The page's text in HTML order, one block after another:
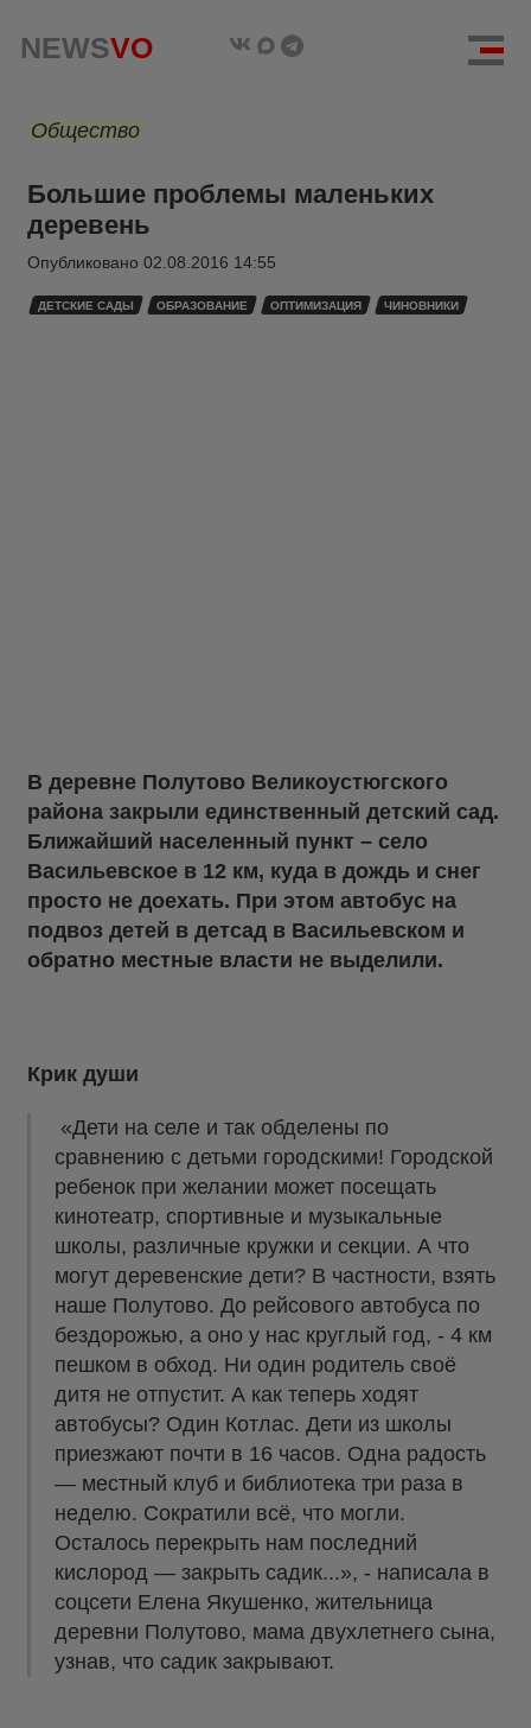
NEWSVO
Общество
Большие проблемы маленьких
деревень
Опубликовано 02.08.2016 14:55
ДЕТСКИЕ САДЫ ОБРАЗОВАНИЕ ОПТИМИЗАЦИЯ ЧИНОВНИКИ
В деревне Полутово Великоустюгского
района закрыли единственный детский сад.
Ближайший населенный пункт – село
Васильевское в 12 км, куда в дождь и снег
просто не доехать. При этом автобус на
подвоз детей в детсад в Васильевском и
обратно местные власти не выделили.
Крик души
«Дети на селе и так обделены по
сравнению с детьми городскими! Городской
ребенок при желании может посещать
кинотеатр, спортивные и музыкальные
школы, различные кружки и секции. А что
могут деревенские дети? В частности, взять
наше Полутово. До рейсового автобуса по
бездорожью, а оно у нас круглый год, - 4 км
пешком в обход. Ни один родитель своё
дитя не отпустит. А как теперь ходят
автобусы? Один Котлас. Дети из школы
приезжают почти в 16 часов. Одна радость
— местный клуб и библиотека три раза в
неделю. Сократили всё, что могли.
Осталось перекрыть нам последний
кислород — закрыть садик...», - написала в
соцсети Елена Якушенко, жительница
деревни Полутово, мама двухлетнего сына,
узнав, что садик закрывают.